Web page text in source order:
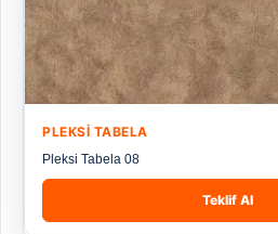
PLEKSI TABELA
Pleksi Tabela 08
Teklif Al